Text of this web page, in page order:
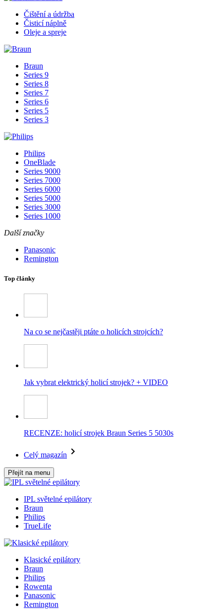
Čištění a údržba
Čisticí náplně
Oleje a spreje
Braun
Series 9
Series 8
Series 7
Series 6
Series 5
Series 3
Philips
OneBlade
Series 9000
Series 7000
Series 6000
Series 5000
Series 3000
Series 1000
Další značky
Panasonic
Remington
Top články
Na co se nejčastěji ptáte o holicích strojcích?
Jak vybrat elektrický holicí strojek? + VIDEO
RECENZE: holicí strojek Braun Series 5 5030s
Celý magazín
Přejít na menu
IPL světelné epilátory
Braun
Philips
TrueLife
Klasické epilátory
Braun
Philips
Rowenta
Panasonic
Remington